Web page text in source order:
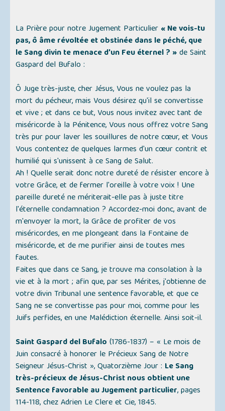
La Prière pour notre Jugement Particulier « Ne vois-tu
pas, ô âme révoltée et obstinée dans le péché, que
le Sang divin te menace d'un Feu éternel ? »de Saint
Gaspard del Bufalo :
Ô Juge très-juste, cher Jésus, Vous ne voulez pas la
mort du pécheur, mais Vous désirez qu'il se convertisse
et vive ; et dans ce but, Vous nous invitez avec tant de
miséricorde à la Pénitence, Vous nous offrez votre Sang
très pur pour laver les souillures de notre cœur, et Vous
Vous contentez de quelques larmes d'un cœur contrit et
humilié qui s'unissent à ce Sang de Salut.
Ah ! Quelle serait donc notre dureté de résister encore à
votre Grâce, et de fermer l'oreille à votre voix ! Une
pareille dureté ne mériterait-elle pas à juste titre
l'éternelle condamnation ? Accordez-moi donc, avant de
m'envoyer la mort, la Grâce de profiter de vos
miséricordes, en me plongeant dans la Fontaine de
miséricorde, et de me purifier ainsi de toutes mes
fautes.
Faites que dans ce Sang, je trouve ma consolation à la
vie et à la mort ; afin que, par ses Mérites, j'obtienne de
votre divin Tribunal une sentence favorable, et que ce
Sang ne se convertisse pas pour moi, comme pour les
Juifs perfides, en une Malédiction éternelle. Ainsi soit-il.
Saint Gaspard del Bufalo (1786-1837) –« Le mois de
Juin consacré à honorer le Précieux Sang de Notre
Seigneur Jésus-Christ », Quatorzième Jour : Le Sang
très-précieux de Jésus-Christ nous obtient une
Sentence favorable au Jugement particulier, pages
114-118, chez Adrien Le Clere et Cie, 1845.